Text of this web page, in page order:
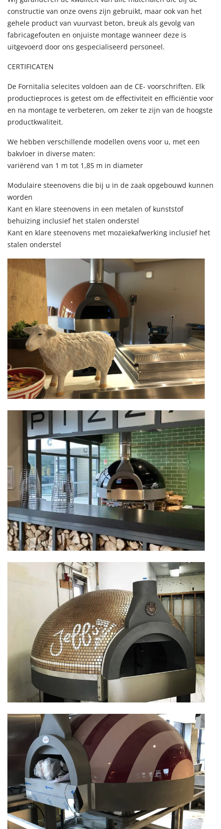
constructie van onze ovens zijn gebruikt, maar ook van het
gehele product van vuurvast beton, breuk als gevolg van
fabricagefouten en onjuiste montage wanneer deze is
uitgevoerd door ons gespecialiseerd personeel.
CERTIFICATEN
De Fornitalia selecites voldoen aan de CE- voorschriften. Elk
productieproces is getest om de effectiviteit en efficiëntie voor
en na montage te verbeteren, om zeker te zijn van de hoogste
productkwaliteit.
We hebben verschillende modellen ovens voor u, met een
bakvloer in diverse maten:
variërend van 1 m tot 1,85 m in diameter
Modulaire steenovens die bij u in de zaak opgebouwd kunnen
worden
Kant en klare steenovens in een metalen of kunststof
behuizing inclusief het stalen onderstel
Kant en klare steenovens met mozaïekafwerking inclusief het
stalen onderstel